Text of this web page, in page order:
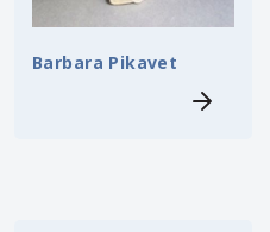
Barbara Pikavet